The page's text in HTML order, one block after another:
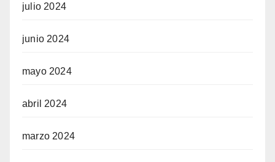
julio 2024
junio 2024
mayo 2024
abril 2024
marzo 2024